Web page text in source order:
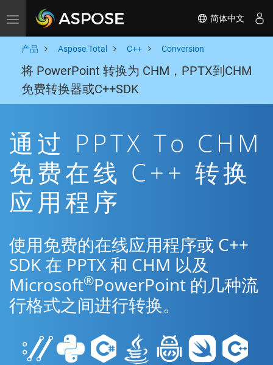
Toggle navigation 简体中文
产品 Aspose.Total C++ Conversion
将 PowerPoint 转换为 CHM，PPTX到CHM
免费转换器或C++SDK
通过 PPTX To CHM
免费在线 C++ 转换
应用程序
使用免费的在线应用程序或 C++
SDK 在 PPTX 和 CHM 以及
Microsoft®PowerPoint 的几种流
行格式之间进行转换。